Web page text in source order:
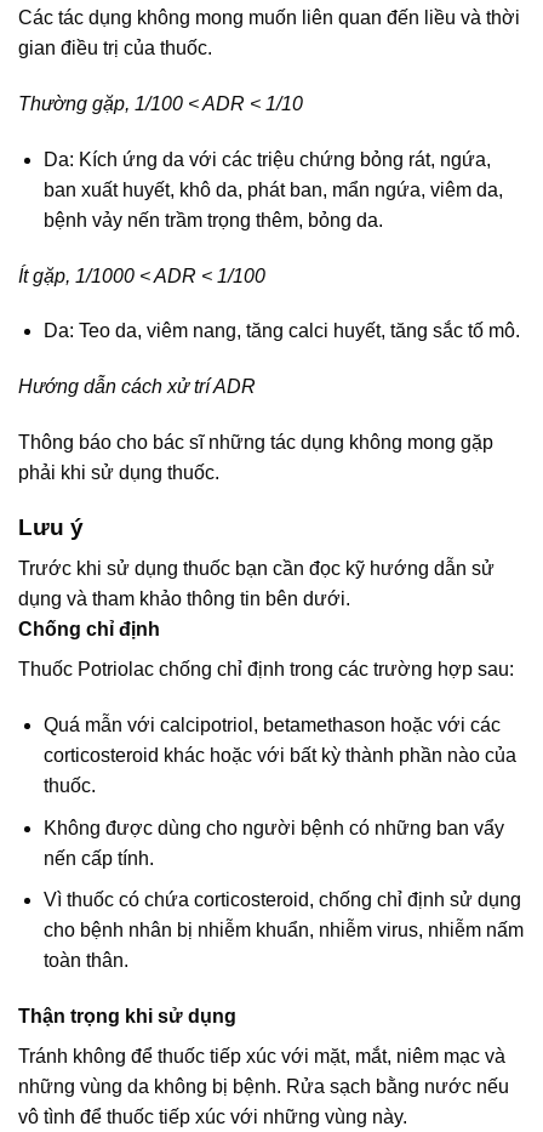
Các tác dụng không mong muốn liên quan đến liều và thời
gian điều trị của thuốc.
Thường gặp, 1/100 < ADR < 1/10
Da: Kích ứng da với các triệu chứng bỏng rát, ngứa,
ban xuất huyết, khô da, phát ban, mẩn ngứa, viêm da,
bệnh vảy nến trầm trọng thêm, bỏng da.
Ít gặp, 1/1000 < ADR < 1/100
Da: Teo da, viêm nang, tăng calci huyết, tăng sắc tố mô.
Hướng dẫn cách xử trí ADR
Thông báo cho bác sĩ những tác dụng không mong gặp
phải khi sử dụng thuốc.
Lưu ý
Trước khi sử dụng thuốc bạn cần đọc kỹ hướng dẫn sử
dụng và tham khảo thông tin bên dưới.
Chống chỉ định
Thuốc Potriolac chống chỉ định trong các trường hợp sau:
Quá mẫn với calcipotriol, betamethason hoặc với các
corticosteroid khác hoặc với bất kỳ thành phần nào của
thuốc.
Không được dùng cho người bệnh có những ban vẩy
nến cấp tính.
Vì thuốc có chứa corticosteroid, chống chỉ định sử dụng
cho bệnh nhân bị nhiễm khuẩn, nhiễm virus, nhiễm nấm
toàn thân.
Thận trọng khi sử dụng
Tránh không để thuốc tiếp xúc với mặt, mắt, niêm mạc và
những vùng da không bị bệnh. Rửa sạch bằng nước nếu
vô tình để thuốc tiếp xúc với những vùng này.